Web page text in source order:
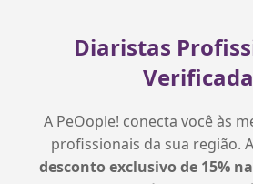
Diaristas
A PeOople! conecta você às
profissionais da sua região.
desconto exclusivo de 15%